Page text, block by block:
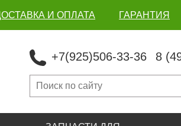
И ОПЛАТА ГАРАНТИЯ
+7(925)506-33-36 8